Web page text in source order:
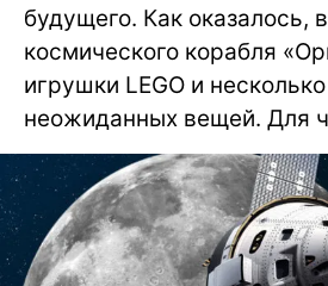
будущего. Как оказалось,
космического корабля
игрушки LEGO и
неожиданных вещей. Для